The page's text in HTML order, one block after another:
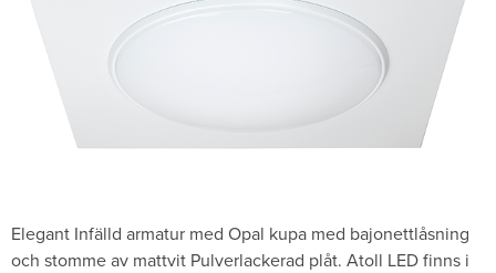
Elegant Infälld armatur med Opal kupa med bajonettlåsning
och stomme av mattvit Pulverlackerad plåt. Atoll LED finns i